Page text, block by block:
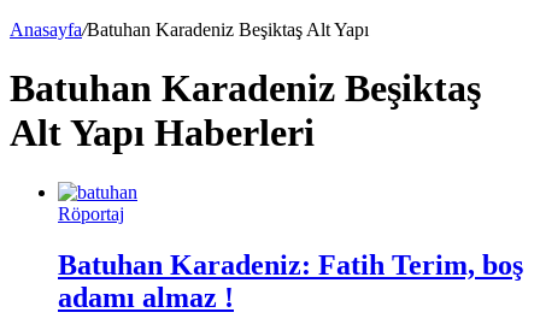
Anasayfa/Batuhan Karadeniz Beşiktaş Alt Yapı
Batuhan Karadeniz Beşiktaş
Alt Yapı Haberleri
Röportaj
Batuhan Karadeniz: Fatih Terim, boş
adamı almaz !